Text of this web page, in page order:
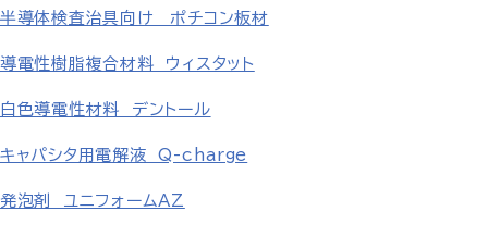
半導体検査治具向け ポチコン板材
導電性樹脂複合材料 ウィスタット
白色導電性材料 デントール
キャパシタ用電解液 Q-charge
発泡剤 ユニフォームAZ